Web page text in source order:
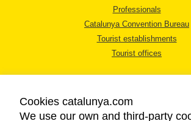
Professionals
Catalunya Convention Bureau
Tourist establishments
Tourist offices
Cookies catalunya.com
We use our own and third-party